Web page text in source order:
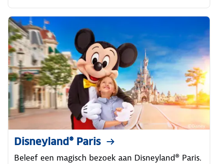
Disneyland® Paris
Beleef een magisch bezoek aan Disneyland® Paris.